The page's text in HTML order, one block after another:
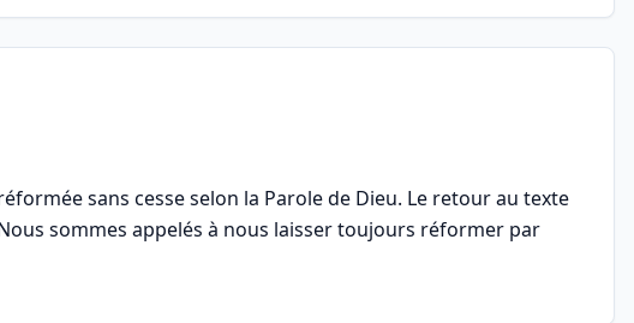
sans cesse selon la Parole de Dieu. Le retour au texte
sommes appelés à nous laisser toujours réformer par